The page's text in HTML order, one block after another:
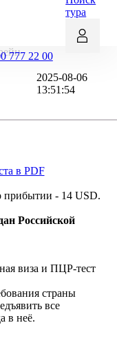
777 22 00
тура
2025-08-06
13:51:54
в PDF
прибытии - 14 USD.
Российской
виза и ПЦР-тест
страны
все
в неё.